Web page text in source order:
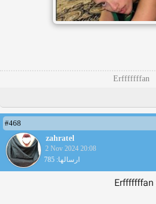
Erfffffffan
#468
zahratel
2 Nov 2024 20:08
ارسالها: 785